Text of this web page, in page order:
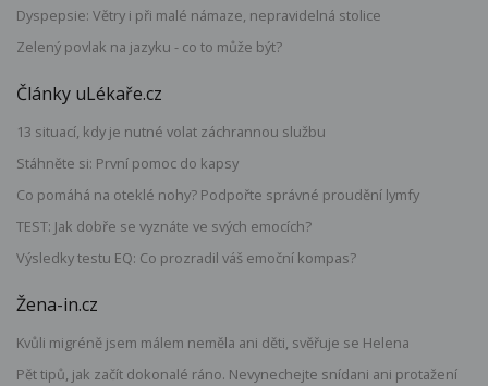
Dyspepsie: Větry i při malé námaze, nepravidelná stolice
Zelený povlak na jazyku - co to může být?
Články uLékaře.cz
13 situací, kdy je nutné volat záchrannou službu
Stáhněte si: První pomoc do kapsy
Co pomáhá na oteklé nohy? Podpořte správné proudění lymfy
TEST: Jak dobře se vyznáte ve svých emocích?
Výsledky testu EQ: Co prozradil váš emoční kompas?
Žena-in.cz
Kvůli migréně jsem málem neměla ani děti, svěřuje se Helena
Pět tipů, jak začít dokonalé ráno. Nevynechejte snídani ani protažení